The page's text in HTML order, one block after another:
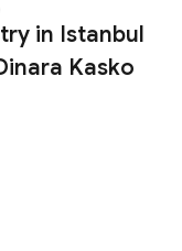
in Istanbul
Kasko